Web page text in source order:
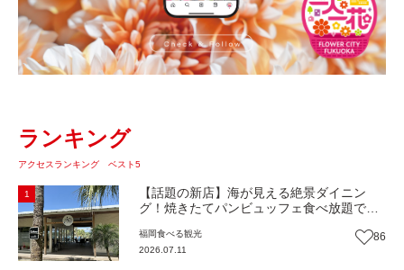
ランキング
アクセスランキング ベスト5
1
【話題の新店】海が見える絶景ダイニン
グ！焼きたてパンビュッフェ食べ放題で大
Beach Cafe』（福岡・糸島市）【まち歩
き】
福岡食べる観光
2026.07.11
86